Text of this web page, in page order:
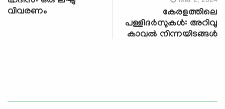
വിവരണം
കേരളത്തിലെ
പള്ളിദർസുകൾ: അറിവു
കാവല്‍ നിന്നയിടങ്ങള്‍